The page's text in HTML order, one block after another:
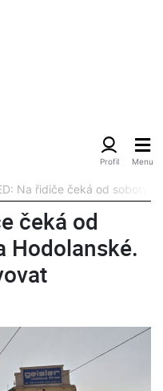
Na řidiče čeká od soboty
čeká od
Hodolanské.